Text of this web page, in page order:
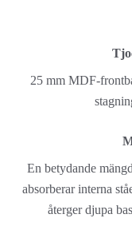
25 mm MDF-
En betydande
absorberar interna
återger djupa